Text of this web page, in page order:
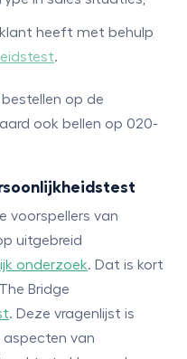
klant heeft met behulp
.
op de
ook bellen op 020-
voorspellers van
uitgebreid
onderzoek. Dat is kort
Bridge
. Deze vragenlijst is
van